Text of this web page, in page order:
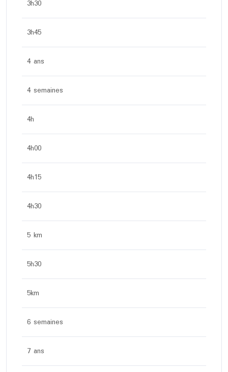
3h30
3h45
4 ans
4 semaines
4h
4h00
4h15
4h30
5 km
5h30
5km
6 semaines
7 ans